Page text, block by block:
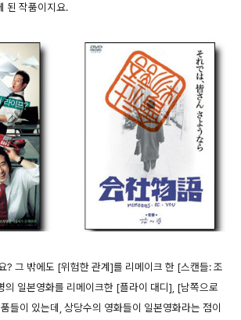
된 작품이지요.
? 그 밖에도 [위험한 관계]를 리메이크 한 [스캔들: 조
의 일본영화를 리메이크한 [플라이 대디], [남쪽으로
들이 있는데, 상당수의 영화들이 일본영화라는 점이